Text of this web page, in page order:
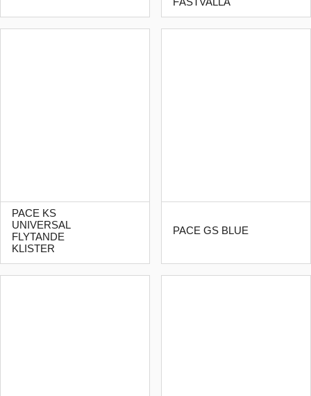
PACE KS
UNIVERSAL
FLYTANDE
KLISTER
PACE GS BLUE